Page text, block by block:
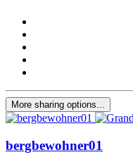
More sharing options...
bergbewohner01